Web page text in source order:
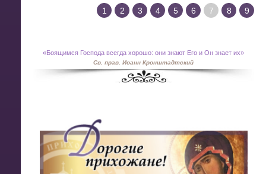
1 2 3 4 5 6 7 8 9
«Боящимся Господа всегда хорошо: они знают Его и Он знает их»
Св. прав. Иоанн Кронштадтский